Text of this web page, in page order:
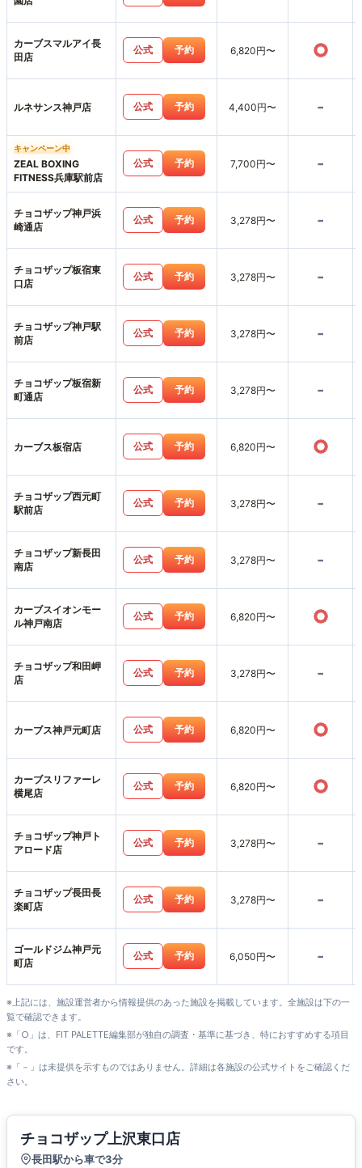
カーブスマルアイ長
田店
公式 予約 6,820円〜 ○
ルネサンス神戸店 公式 予約 4,400円〜 -
キャンペーン中
ZEAL BOXING
FITNESS兵庫駅前店
公式 予約 7,700円〜 -
チョコザップ神戸浜
崎通店
公式 予約 3,278円〜 -
チョコザップ板宿東
口店
公式 予約 3,278円〜 -
チョコザップ神戸駅
前店
公式 予約 3,278円〜 -
チョコザップ板宿新
町通店
公式 予約 3,278円〜 -
カーブス板宿店 公式 予約 6,820円〜 ○
チョコザップ西元町
駅前店
公式 予約 3,278円〜 -
チョコザップ新長田
南店
公式 予約 3,278円〜 -
カーブスイオンモー
ル神戸南店
公式 予約 6,820円〜 ○
チョコザップ和田岬
店
公式 予約 3,278円〜 -
カーブス神戸元町店 公式 予約 6,820円〜 ○
カーブスリファーレ
横尾店
公式 予約 6,820円〜 ○
チョコザップ神戸ト
アロード店
公式 予約 3,278円〜 -
チョコザップ長田長
楽町店
公式 予約 3,278円〜 -
ゴールドジム神戸元
町店
公式 予約 6,050円〜 -
※上記には、施設運営者から情報提供のあった施設を掲載しています。全施設は下の一
覧で確認できます。
※「○」は、FIT PALETTE編集部が独自の調査・基準に基づき、特におすすめする項目
です。
※「－」は未提供を示すものではありません。詳細は各施設の公式サイトをご確認くだ
さい。
チョコザップ上沢東口店
長田駅から車で3分